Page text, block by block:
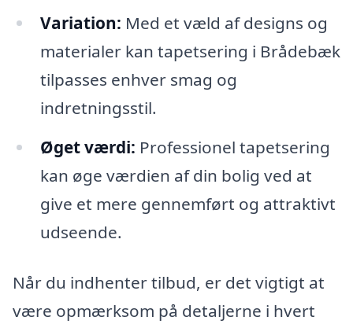
Variation: Med et væld af designs og
materialer kan tapetsering i Brådebæk
tilpasses enhver smag og
indretningsstil.
Øget værdi: Professionel tapetsering
kan øge værdien af din bolig ved at
give et mere gennemført og attraktivt
udseende.
Når du indhenter tilbud, er det vigtigt at
være opmærksom på detaljerne i hvert